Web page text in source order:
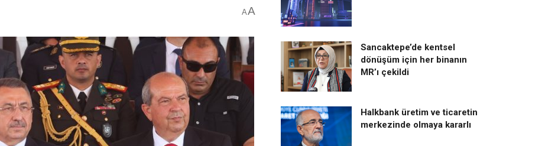
AA
Sancaktepe’de kentsel
dönüşüm için her binanın
MR’ı çekildi
Halkbank üretim ve ticaretin
merkezinde olmaya kararlı